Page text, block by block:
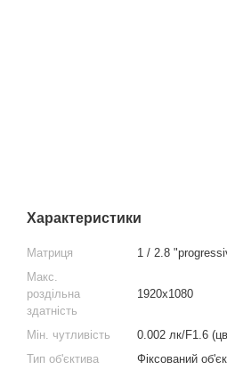
Характеристики
Матриця
1 / 2.8
Макс.
роздільна
здатність
1920x1080
Мін. чутливість
0.002 лк/F1.6
Тип об'єктива
Фіксований